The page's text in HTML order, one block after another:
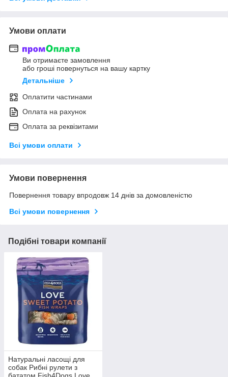
Умови оплати
Ви отримаєте замовлення
або гроші повернуться на вашу картку
Детальніше
Оплатити частинами
Оплата на рахунок
Оплата за реквізитами
Всі умови оплати
Умови повернення
Повернення товару впродовж 14 днів за домовленістю
Всі умови повернення
Подібні товари компанії
Натуральні ласощі для
собак Рибні рулети з